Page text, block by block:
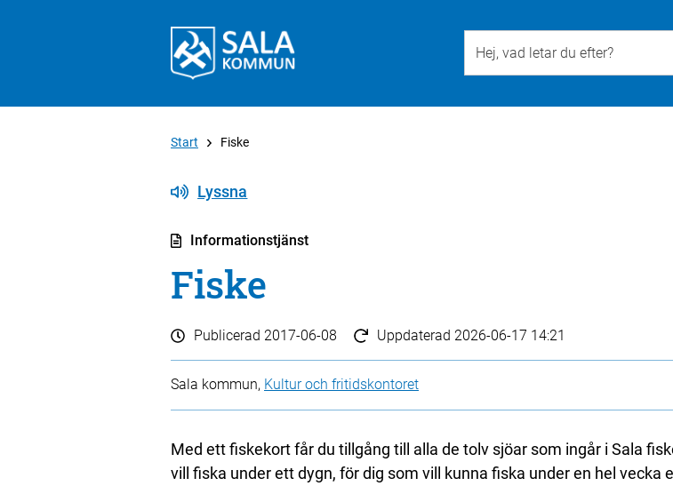
Start Fiske
Lyssna
Informationstjänst
Fiske
Publicerad 2017-06-08 Uppdaterad 2026-06-17 14:21
Sala kommun, Kultur och fritidskontoret
Med ett fiskekort får du tillgång till alla de tolv sjöar som ingår i Sala
vill fiska under ett dygn, för dig som vill kunna fiska under en hel vecka